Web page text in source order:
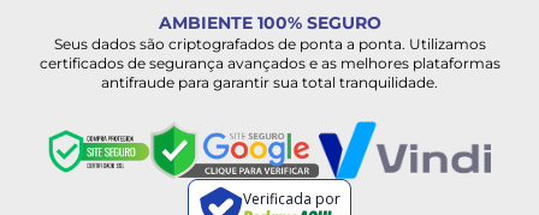
AMBIENTE 100% SEGURO
Seus dados são criptografados de ponta a ponta. Utilizamos
certificados de segurança avançados e as melhores plataformas
antifraude para garantir sua total tranquilidade.
Verificada por